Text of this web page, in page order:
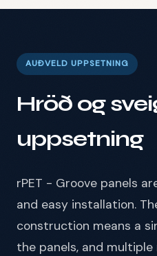
AUÐVELD UPPSETNING
Hröð og
uppsetning
rPET - Groove panels
and easy installation.
construction means a
the panels, and